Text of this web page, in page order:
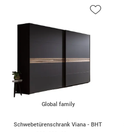
Global family
Schwebetürenschrank Viana - BHT